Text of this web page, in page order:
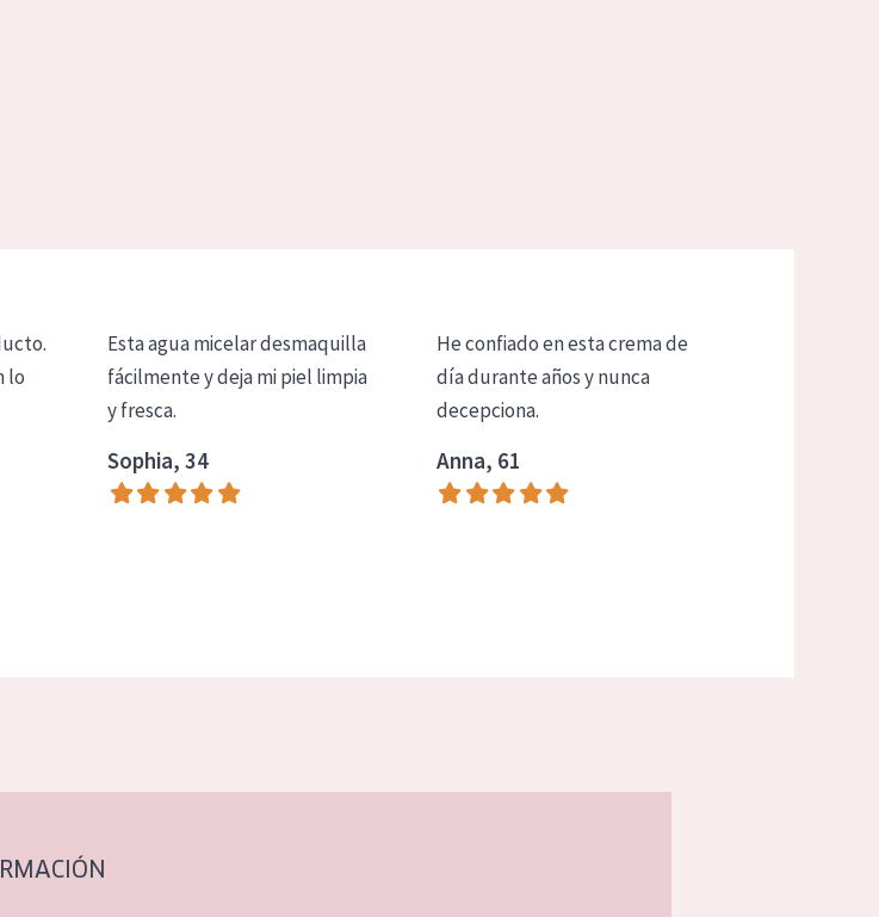
lo
Esta agua micelar desmaquilla
fácilmente y deja mi piel limpia
y fresca.
Sophia, 34
He confiado en esta crema de
día durante años y nunca
decepciona.
Anna, 61